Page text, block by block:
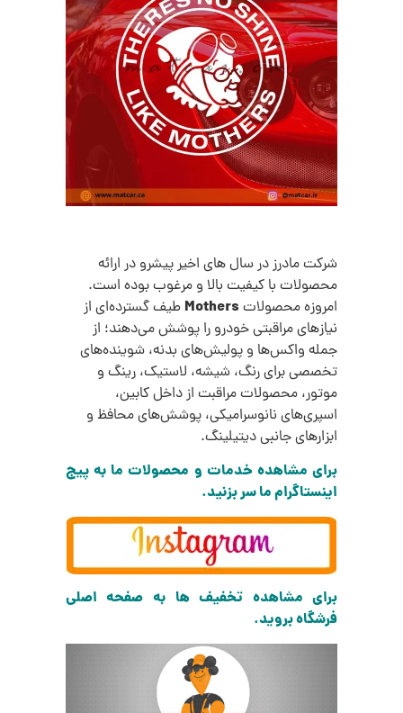
شرکت مادرز در سال های اخیر پیشرو در ارائه
محصولات با کیفیت بالا و مرغوب بوده است.
امروزه محصولاتMothers طیف گسترده‌ای از
نیازهای مراقبتی خودرو را پوشش می‌دهند؛ از
جمله واکس‌ها و پولیش‌های بدنه، شوینده‌های
تخصصی برای رنگ، شیشه، لاستیک، رینگ و
موتور، محصولات مراقبت از داخل کابین،
اسپری‌های نانوسرامیکی، پوشش‌های محافظ و
ابزارهای جانبی دیتیلینگ.
برای مشاهده خدمات و محصولات ما به پیج
اینستاگرام ما سر بزنید.
برای مشاهده تخفیف ها به صفحه اصلی
فرشگاه بروید.